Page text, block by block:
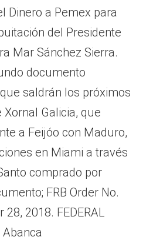
Dinero a Pemex para
del Presidente
Mar Sánchez Sierra.
documento
saldrán los próximos
Galicia, que
a Feijóo con Maduro,
en Miami a través
comprado por
FRB Order No.
2018. FEDERAL
Abanca